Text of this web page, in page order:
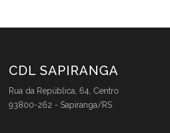
CDL SAPIRANGA
Rua da República, 64, Centro
93800-262 - Sapiranga/RS